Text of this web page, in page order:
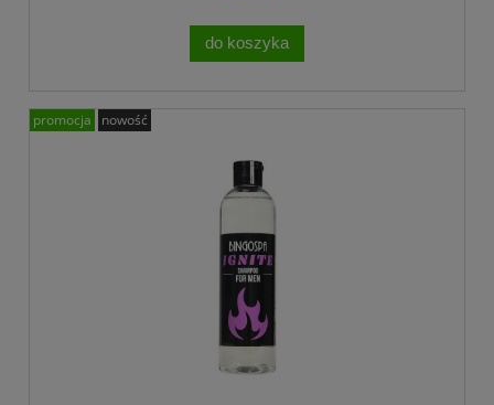
do koszyka
promocja nowość